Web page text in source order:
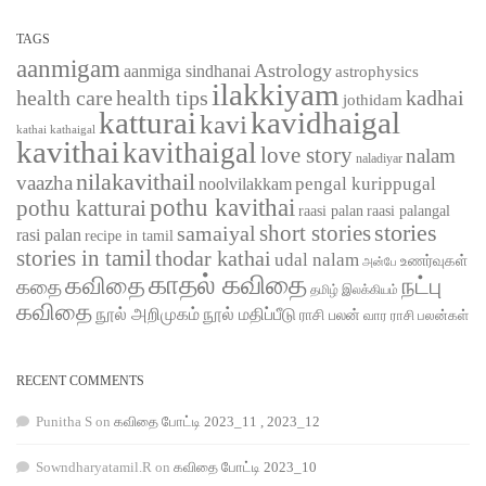
TAGS
aanmigamaanmiga sindhanai Astrologyastrophysics
health carehealth tips ilakkiyam jothidam kadhai
kathai kathaigal katturaikavikavidhaigal
kavithaikavithaigallove story naladiyar nalam
vaazhanilakavithailnoolvilakkampengal kurippugal
pothu katturaipothu kavithai raasi palan raasi palangal
rasi palan recipe in tamil samaiyal short storiesstories
stories in tamilthodar kathai udal nalam அன்பே உணர்வுகள்
கதைகவிதைகாதல் கவிதை தமிழ் இலக்கியம் நட்பு
கவிதை நூல் அறிமுகம் நூல் மதிப்பீடு ராசி பலன் வார ராசி பலன்கள்
RECENT COMMENTS
Punitha S on கவிதை போட்டி 2023_11 , 2023_12
Sowndharyatamil.R on கவிதை போட்டி 2023_10